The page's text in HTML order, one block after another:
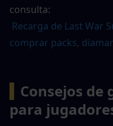
consulta:
Recarga de Last War
comprar packs,
Consejos
para